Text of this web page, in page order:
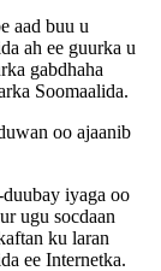
aad buu u
ah ee guurka u
gabdhaha
Soomaalida.
oo ajaanib
iyaga oo
ugu socdaan
ku laran
ee Internetka.